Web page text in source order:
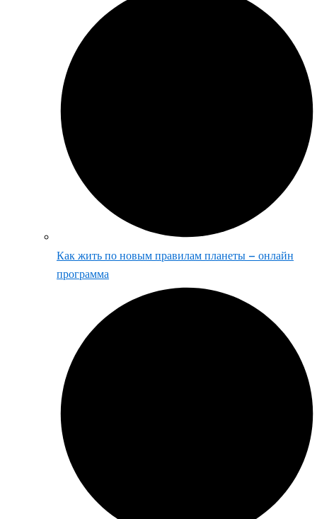
Как жить по новым правилам планеты – онлайн
программа